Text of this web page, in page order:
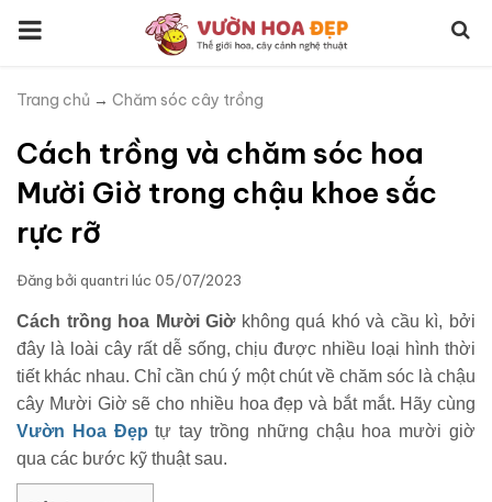
Trang chủ → Chăm sóc cây trồng
Cách trồng và chăm sóc hoa
Mười Giờ trong chậu khoe sắc
rực rỡ
Đăng bởi quantri lúc 05/07/2023
Cách trồng hoa Mười Giờkhông quá khó và cầu kì, bởi
đây là loài cây rất dễ sống, chịu được nhiều loại hình thời
tiết khác nhau. Chỉ cần chú ý một chút về chăm sóc là chậu
cây Mười Giờ sẽ cho nhiều hoa đẹp và bắt mắt. Hãy cùng
Vườn Hoa Đẹp tự tay trồng những chậu hoa mười giờ
qua các bước kỹ thuật sau.